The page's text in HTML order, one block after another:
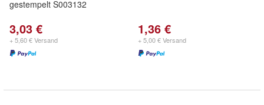
gestempelt S003132
3,03 €
+ 5,60 € Versand
1,36 €
+ 5,00 € Versand